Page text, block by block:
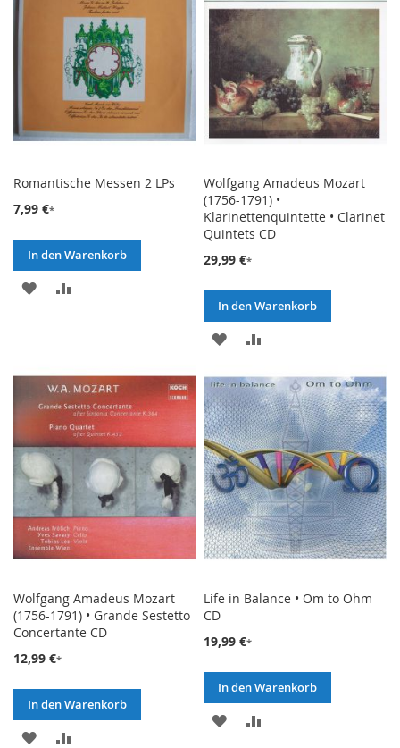
Romantische Messen 2 LPs
7,99 €
In den Warenkorb
ZUR
Wolfgang Amadeus Mozart
(1756-1791) •
Klarinettenquintette • Clarinet
Quintets CD
29,99 €
In den Warenkorb
ZUR
HINZUFÜGEN
HINZUFÜGEN
Wolfgang Amadeus Mozart
(1756-1791) • Grande Sestetto
Concertante CD
12,99 €
In den Warenkorb
ZUR
Life in Balance • Om to Ohm
CD
19,99 €
In den Warenkorb
ZUR